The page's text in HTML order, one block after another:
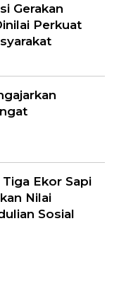
Gerakan
Perkuat
Ekor Sapi
Nilai
Sosial